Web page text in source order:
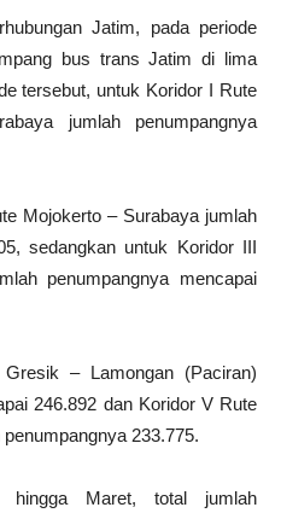
Jatim, pada periode
bus trans Jatim di lima
tersebut, untuk Koridor I Rute
jumlah penumpangnya
Mojokerto – Surabaya jumlah
sedangkan untuk Koridor III
penumpangnya mencapai
– Lamongan (Paciran)
246.892 dan Koridor V Rute
233.775.
hingga Maret, total jumlah